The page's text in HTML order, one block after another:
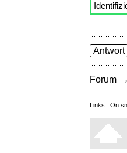
Antwort
Forum →
Links: On